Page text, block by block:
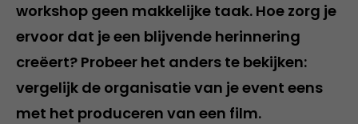
workshop geen makkelijke taak. Hoe zorg je
ervoor dat je een blijvende herinnering
creëert? Probeer het anders te bekijken:
vergelijk de organisatie van je event eens
met het produceren van een film.